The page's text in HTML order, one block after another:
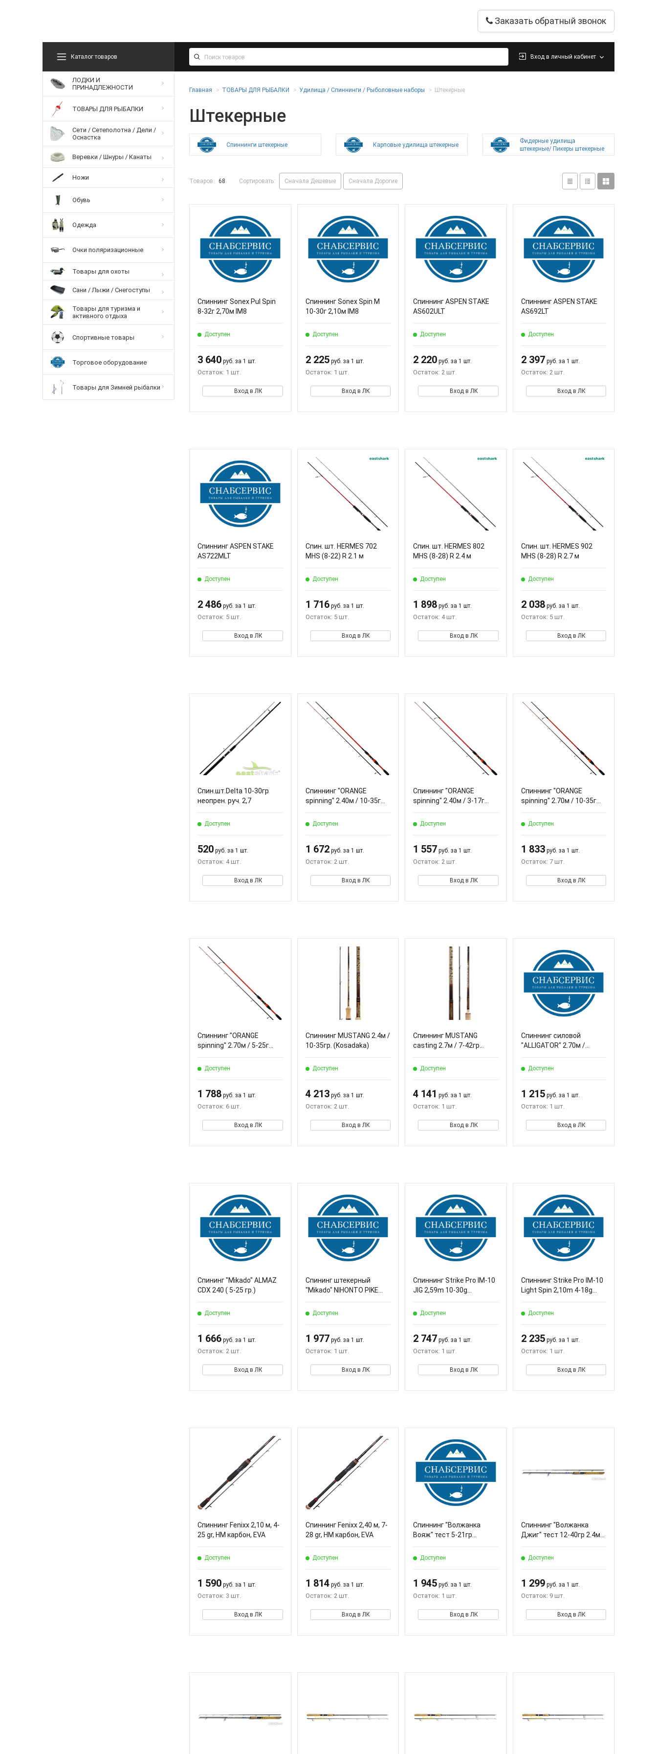
Заказать обратный звонок
Каталог товаров Вход в личный кабинет
ЛОДКИ И
ПРИНАДЛЕЖНОСТИ
ТОВАРЫ ДЛЯ РЫБАЛКИ
Сети / Сетеполотна / Дели /
Оснастка
Веревки / Шнуры / Канаты
Ножи
Обувь
Одежда
Очки поляризационные
Товары для охоты
Сани / Лыжи / Снегоступы
Товары для туризма и
активного отдыха
Спортивные товары
Торговое оборудование
Товары для Зимней рыбалки
Главная ТОВАРЫ ДЛЯ РЫБАЛКИ Удилища / Спиннинги / Рыболовные наборы Штекерные
Штекерные
Спиннинги штекерные Карповые удилища штекерные
Фидерные удилища
штекерные/ Пикеры штекерные
Товаров: 68 Сортировать: Сначала Дешевые Сначала Дорогие
Спиннинг Sonex Pul Spin
8-32г 2,70м IM8
Доступен
3 640 руб. за 1 шт.
Остаток: 1 шт.
Вход в ЛК
Спиннинг Sonex Spin M
10-30г 2,10м IM8
Доступен
2 225руб. за 1 шт.
Остаток: 1 шт.
Вход в ЛК
Спиннинг ASPEN STAKE
AS602ULT
Доступен
2 220 руб. за 1 шт.
Остаток: 2 шт.
Вход в ЛК
Спиннинг ASPEN STAKE
AS692LT
Доступен
2 397 руб. за 1 шт.
Остаток: 2 шт.
Вход в ЛК
Спиннинг ASPEN STAKE
AS722MLT
Доступен
2 486 руб. за 1 шт.
Остаток: 5 шт.
Вход в ЛК
Спин. шт. HERMES 702
MHS (8-22) R 2.1 м
Доступен
1 716руб. за 1 шт.
Остаток: 5 шт.
Вход в ЛК
Спин. шт. HERMES 802
MHS (8-28) R 2.4 м
Доступен
1 898 руб. за 1 шт.
Остаток: 4 шт.
Вход в ЛК
Спин. шт. HERMES 902
MHS (8-28) R 2.7 м
Доступен
2 038руб. за 1 шт.
Остаток: 5 шт.
Вход в ЛК
Спин.шт.Delta 10-30гр
неопрен. руч. 2,7
Доступен
520 руб. за 1 шт.
Остаток: 4 шт.
Вход в ЛК
Спиннинг "ORANGE
spinning" 2.40м / 10-35г...
Доступен
1 672руб. за 1 шт.
Остаток: 2 шт.
Вход в ЛК
Спиннинг "ORANGE
spinning" 2.40м / 3-17г...
Доступен
1 557 руб. за 1 шт.
Остаток: 2 шт.
Вход в ЛК
Спиннинг "ORANGE
spinning" 2.70м / 10-35г...
Доступен
1 833руб. за 1 шт.
Остаток: 7 шт.
Вход в ЛК
Спиннинг "ORANGE
spinning" 2.70м / 5-25г...
Доступен
1 788 руб. за 1 шт.
Остаток: 6 шт.
Вход в ЛК
Спиннинг MUSTANG 2.4м /
10-35гр. (Kosadaka)
Доступен
4 213руб. за 1 шт.
Остаток: 2 шт.
Вход в ЛК
Спиннинг MUSTANG
casting 2.7м / 7-42гр...
Доступен
4 141 руб. за 1 шт.
Остаток: 1 шт.
Вход в ЛК
Спиннинг силовой
"ALLIGATOR" 2.70м /...
Доступен
1 215руб. за 1 шт.
Остаток: 1 шт.
Вход в ЛК
Спининг "Mikado" ALMAZ
CDX 240 ( 5-25 гр.)
Доступен
1 666 руб. за 1 шт.
Остаток: 2 шт.
Вход в ЛК
Спининг штекерный
"Mikado" NIHONTO PIKE...
Доступен
1 977 руб. за 1 шт.
Остаток: 1 шт.
Вход в ЛК
Спиннинг Strike Pro IM-10
JIG 2,59m 10-30g...
Доступен
2 747 руб. за 1 шт.
Остаток: 1 шт.
Вход в ЛК
Спиннинг Strike Pro IM-10
Light Spin 2,10m 4-18g...
Доступен
2 235руб. за 1 шт.
Остаток: 1 шт.
Вход в ЛК
Спиннинг Fenixx 2,10 м, 4-
25 gr, HM карбон, EVA
Доступен
1 590 руб. за 1 шт.
Остаток: 3 шт.
Вход в ЛК
Спиннинг Fenixx 2,40 м, 7-
28 gr, HM карбон, EVA
Доступен
1 814руб. за 1 шт.
Остаток: 2 шт.
Вход в ЛК
Спиннинг "Волжанка
Вояж" тест 5-21гр...
Доступен
1 945 руб. за 1 шт.
Остаток: 1 шт.
Вход в ЛК
Спиннинг "Волжанка
Джиг" тест 12-40гр 2.4м...
Доступен
1 299руб. за 1 шт.
Остаток: 9 шт.
Вход в ЛК